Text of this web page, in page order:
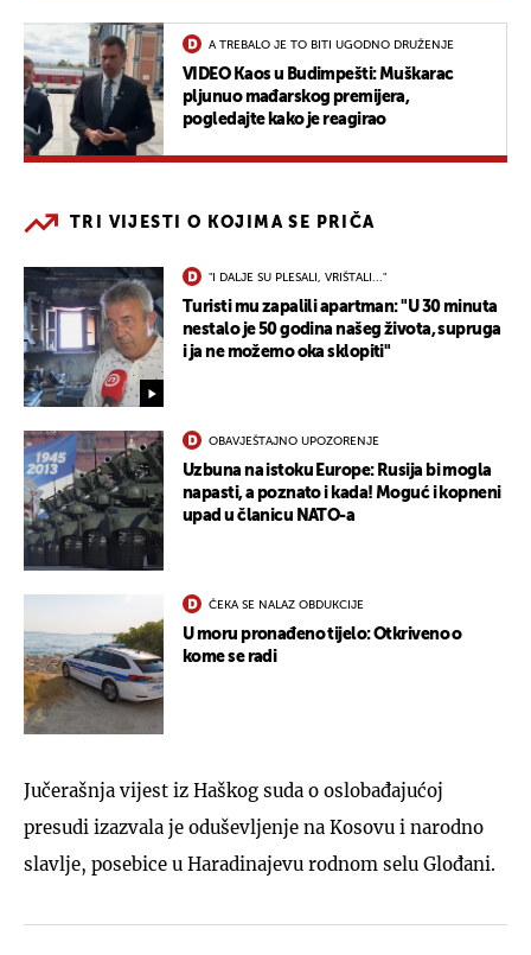
A TREBALO JE TO BITI UGODNO DRUŽENJE
VIDEO Kaos u Budimpešti: Muškarac
pljunuo mađarskog premijera,
pogledajte kako je reagirao
TRI VIJESTI O KOJIMA SE PRIČA
"I DALJE SU PLESALI, VRIŠTALI..."
Turisti mu zapalili apartman: "U 30 minuta
nestalo je 50 godina našeg života, supruga
i ja ne možemo oka sklopiti"
OBAVJEŠTAJNO UPOZORENJE
Uzbuna na istoku Europe: Rusija bi mogla
napasti, a poznato i kada! Moguć i kopneni
upad u članicu NATO-a
ČEKA SE NALAZ OBDUKCIJE
U moru pronađeno tijelo: Otkriveno o
kome se radi
Jučerašnja vijest iz Haškog suda o oslobađajućoj
presudi izazvala je oduševljenje na Kosovu i narodno
slavlje, posebice u Haradinajevu rodnom selu Glođani.